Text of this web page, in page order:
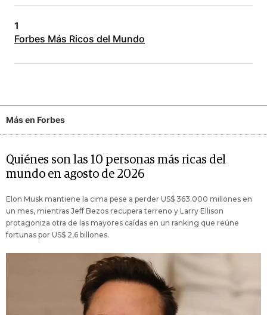
1
Forbes Más Ricos del Mundo
Más en Forbes
Quiénes son las 10 personas más ricas del
mundo en agosto de 2026
Elon Musk mantiene la cima pese a perder US$ 363.000 millones en
un mes, mientras Jeff Bezos recupera terreno y Larry Ellison
protagoniza otra de las mayores caídas en un ranking que reúne
fortunas por US$ 2,6 billones.